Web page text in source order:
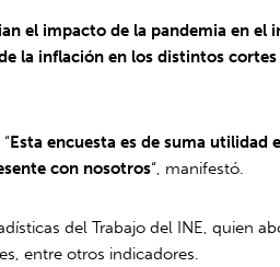
el impacto de la pandemia en el
la inflación en los distintos cortes
Esta encuesta es de suma utilidad
con nosotros“, manifestó.
del Trabajo del INE, quien
entre otros indicadores.